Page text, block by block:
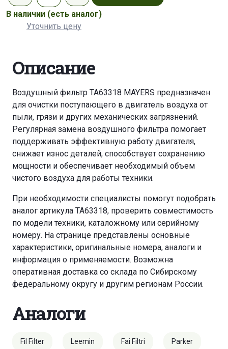
В наличии (есть аналог)
Уточнить цену
Описание
Воздушный фильтр TA63318 MAYERS предназначен
для очистки поступающего в двигатель воздуха от
пыли, грязи и других механических загрязнений.
Регулярная замена воздушного фильтра помогает
поддерживать эффективную работу двигателя,
снижает износ деталей, способствует сохранению
мощности и обеспечивает необходимый объем
чистого воздуха для работы техники.
При необходимости специалисты помогут подобрать
аналог артикула TA63318, проверить совместимость
по модели техники, каталожному или серийному
номеру. На странице представлены основные
характеристики, оригинальные номера, аналоги и
информация о применяемости. Возможна
оперативная доставка со склада по Сибирскому
федеральному округу и другим регионам России.
Аналоги
Fil Filter Leemin Fai Filtri Parker